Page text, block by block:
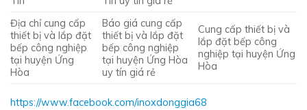
Địa chỉ cung cấp
thiết bị và lắp đặt
bếp công nghiệp
tại huyện Ứng
Hòa
Báo giá cung cấp
thiết bị và lắp đặt
bếp công nghiệp
tại huyện Ứng Hòa
uy tín giá rẻ
Cung cấp thiết bị và
lắp đặt bếp công
nghiệp tại huyện Ứng
Hòa
https://www.facebook.com/inoxdonggia68